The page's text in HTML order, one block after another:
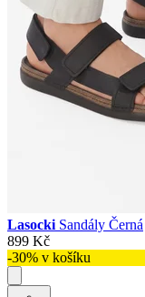
Lasocki Sandály Černá
899 Kč
-30% v košíku